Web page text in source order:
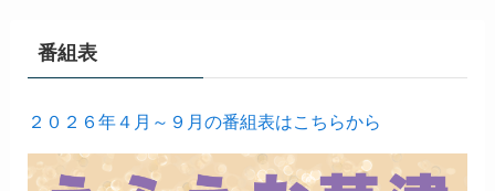
番組表
２０２６年４月～９月の番組表はこちらから